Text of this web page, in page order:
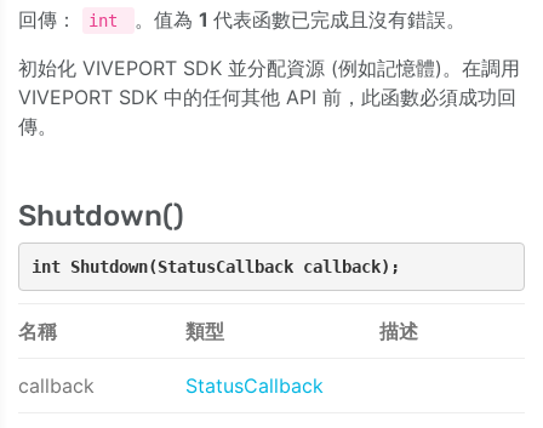
回傳： int 。值為 1 代表函數已完成且沒有錯誤。
初始化 VIVEPORT SDK 並分配資源 (例如記憶體)。在調用
VIVEPORT SDK 中的任何其他 API 前，此函數必須成功回
傳。
Shutdown()
int Shutdown(StatusCallback callback);
名稱 類型 描述
callback StatusCallback